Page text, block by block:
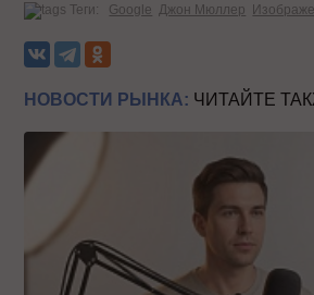
Теги: Google Джон Мюллер
НОВОСТИ РЫНКА: ЧИТАЙТЕ